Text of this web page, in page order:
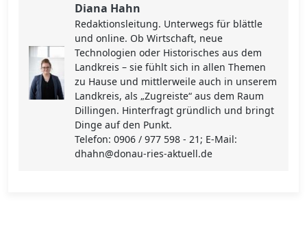
Diana Hahn
Redaktionsleitung. Unterwegs für blättle
und online. Ob Wirtschaft, neue
Technologien oder Historisches aus dem
Landkreis – sie fühlt sich in allen Themen
zu Hause und mittlerweile auch in unserem
Landkreis, als „Zugreiste“ aus dem Raum
Dillingen. Hinterfragt gründlich und bringt
Dinge auf den Punkt.
Telefon: 0906 / 977 598 - 21; E-Mail:
dhahn@donau-ries-aktuell.de